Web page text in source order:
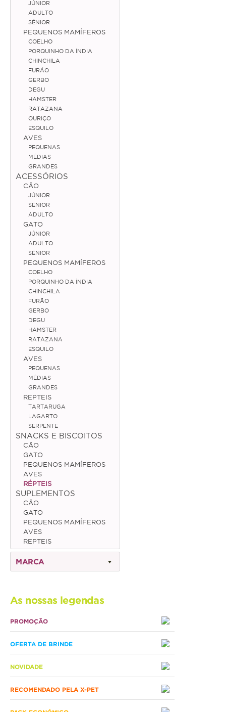
Pequenos Mamíferos
Coelho
Porquinho da Índia
Chinchila
Furão
Gerbo
Degu
Hamster
Ratazana
Ouriço
Esquilo
Aves
Pequenas
Médias
Grandes
Répteis
Tartaruga
Lagarto
Serpente
ACESSÓRIOS
Cão
Júnior
Adulto
Sénior
Gato
Júnior
Adulto
Sénior
Chinchila
Furão
Degu
JÚNIOR
ADULTO
SÉNIOR
PEQUENOS MAMÍFEROS
COELHO
PORQUINHO DA ÍNDIA
CHINCHILA
FURÃO
GERBO
DEGU
HAMSTER
RATAZANA
OURIÇO
ESQUILO
AVES
PEQUENAS
MÉDIAS
GRANDES
ACESSÓRIOS
CÃO
JÚNIOR
SÉNIOR
ADULTO
GATO
JÚNIOR
ADULTO
SÉNIOR
PEQUENOS MAMÍFEROS
COELHO
PORQUINHO DA ÍNDIA
CHINCHILA
FURÃO
GERBO
DEGU
HAMSTER
RATAZANA
ESQUILO
AVES
PEQUENAS
MÉDIAS
GRANDES
REPTEIS
TARTARUGA
LAGARTO
SERPENTE
SNACKS E BISCOITOS
CÃO
GATO
PEQUENOS MAMÍFEROS
AVES
RÉPTEIS
SUPLEMENTOS
CÃO
GATO
PEQUENOS MAMÍFEROS
AVES
REPTEIS
MARCA
As nossas legendas
PROMOÇÃO
OFERTA DE BRINDE
NOVIDADE
RECOMENDADO PELA X-PET